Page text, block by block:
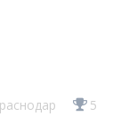
5